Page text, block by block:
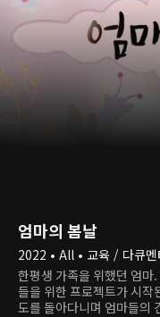
엄마의 봄날
2022 • All • 교육 / 다큐멘
한평생 가족을 위했던 엄마
들을 위한 프로젝트가 시작
도를 돌아다니며 엄마들의